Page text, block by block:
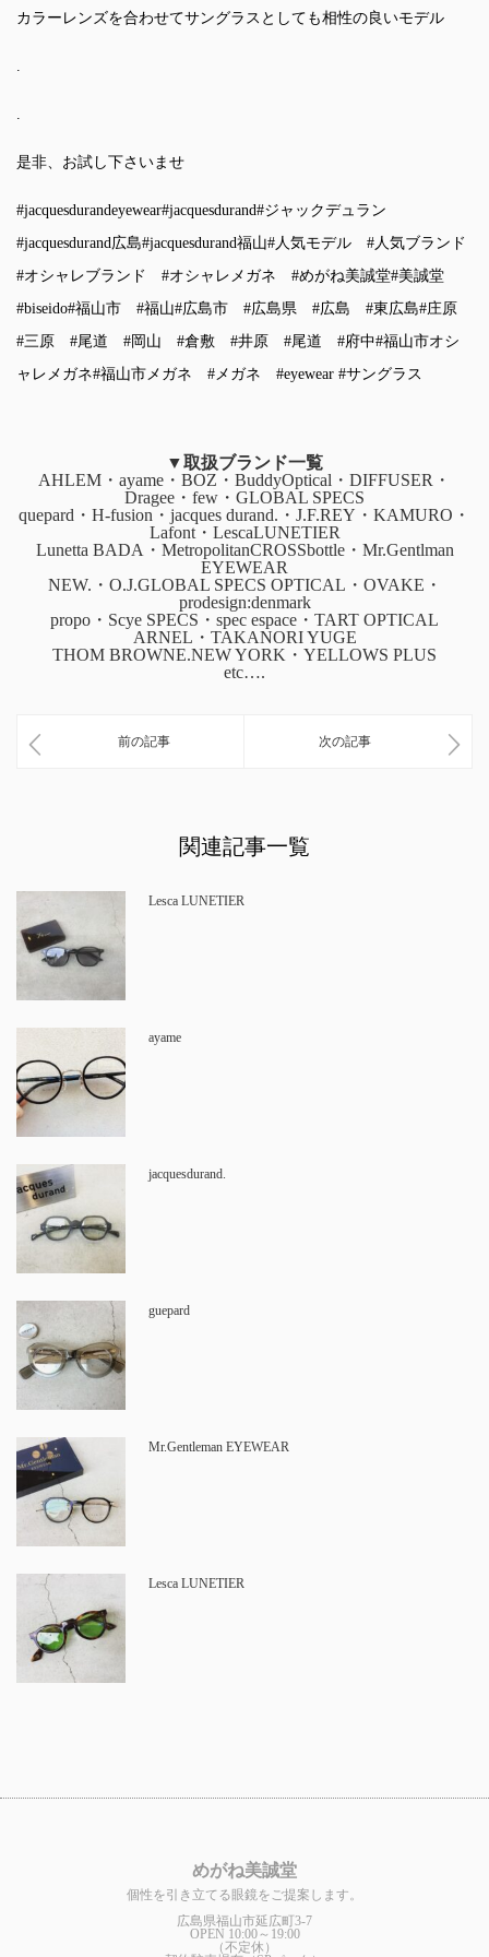
カラーレンズを合わせてサングラスとしても相性の良いモデル
.
.
是非、お試し下さいませ
#jacquesdurandeyewear#jacquesdurand#ジャックデュラン
#jacquesdurand広島#jacquesdurand福山#人気モデル
#人気ブランド
#オシャレブランド
#オシャレメガネ #めがね美誠堂#美誠堂
#biseido#福山市 #福山#広島市 #広島県 #広島 #東広島#庄原
#三原
#尾道 #岡山 #倉敷 #井原 #尾道 #府中#福山市オシ
ャレメガネ#福山市メガネ #メガネ #eyewear #サングラス
▼取扱ブランド一覧
AHLEM・ayame・BOZ・BuddyOptical・DIFFUSER・
Dragee・few・GLOBAL SPECS
quepard・H-fusion・jacques durand.・J.F.REY・KAMURO・
Lafont・LescaLUNETIER
Lunetta BADA・MetropolitanCROSSbottle・Mr.Gentlman
EYEWEAR
NEW.・O.J.GLOBAL SPECS OPTICAL・OVAKE・
prodesign:denmark
propo・Scye SPECS・spec espace・TART OPTICAL
ARNEL・TAKANORI YUGE
THOM BROWNE.NEW YORK・YELLOWS PLUS
etc….
前の記事 次の記事
関連記事一覧
Lesca LUNETIER
ayame
jacquesdurand.
guepard
Mr.Gentleman EYEWEAR
Lesca LUNETIER
めがね美誠堂
個性を引き立てる眼鏡をご提案します。
広島県福山市延広町3-7
OPEN 10:00～19:00
（不定休）